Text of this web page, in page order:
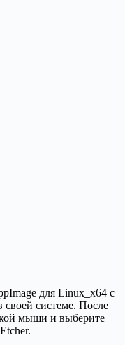
для Linux_x64 с
своей системе. После
мыши и выберите